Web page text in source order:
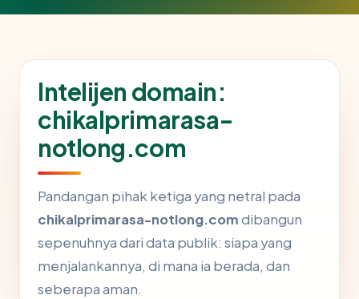
Intelijen domain:
chikalprimarasa-
notlong.com
Pandangan pihak ketiga yang netral pada
chikalprimarasa-notlong.comdibangun
sepenuhnya dari data publik: siapa yang
menjalankannya, di mana ia berada, dan
seberapa aman.